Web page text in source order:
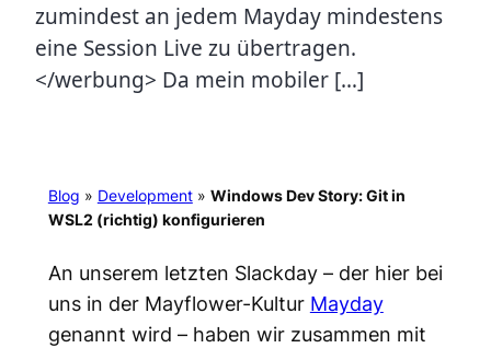
zumindest an jedem Mayday mindestens
eine Session Live zu übertragen.
</werbung> Da mein mobiler […]
Blog » Development» Windows Dev Story: Git in
WSL2 (richtig) konfigurieren
An unserem letzten Slackday – der hier bei
uns in der Mayflower-Kultur Mayday
genannt wird – haben wir zusammen mit